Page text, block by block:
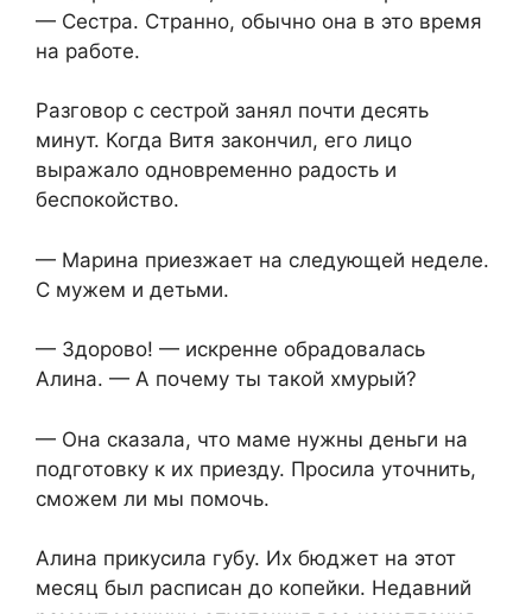
— Сестра. Странно, обычно она в это время
на работе.
Разговор с сестрой занял почти десять
минут. Когда Витя закончил, его лицо
выражало одновременно радость и
беспокойство.
— Марина приезжает на следующей неделе.
С мужем и детьми.
— Здорово! — искренне обрадовалась
Алина. — А почему ты такой хмурый?
— Она сказала, что маме нужны деньги на
подготовку к их приезду. Просила уточнить,
сможем ли мы помочь.
Алина прикусила губу. Их бюджет на этот
месяц был расписан до копейки. Недавний